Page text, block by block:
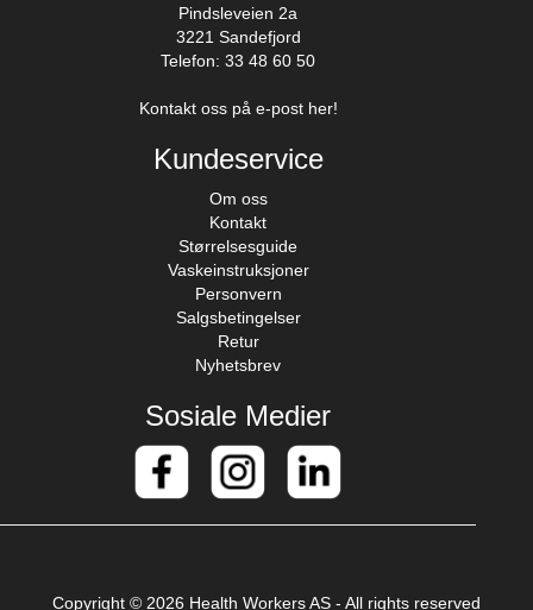
Pindsleveien 2a
3221 Sandefjord
Telefon: 33 48 60 50
Kontakt oss på e-post her!
Kundeservice
Om oss
Kontakt
Størrelsesguide
Vaskeinstruksjoner
Personvern
Salgsbetingelser
Retur
Nyhetsbrev
Sosiale Medier
Copyright © 2026 Health Workers AS - All rights reserved